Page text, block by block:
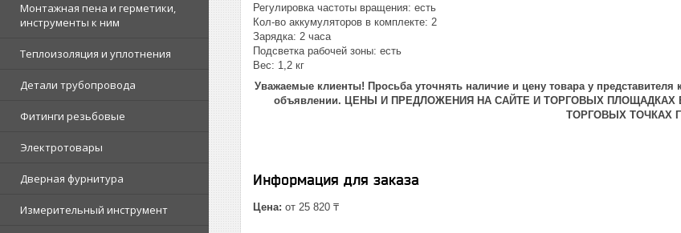
Монтажная пена и герметики,
инструменты к ним
Теплоизоляция и уплотнения
Детали трубопровода
Фитинги резьбовые
Электротовары
Дверная фурнитура
Измерительный инструмент
Регулировка частоты вращения: есть
Кол-во аккумуляторов в комплекте: 2
Зарядка: 2 часа
Подсветка рабочей зоны: есть
Вес: 1,2 кг
Уважаемые клиенты! Просьба уточнять наличие и цену товара у
объявлении. ЦЕНЫ И ПРЕДЛОЖЕНИЯ НА САЙТЕ И ТОРГОВЫХ
ТОРГОВЫХ ТОЧКАХ
Информация для заказа
Цена: от 25 820 ₸